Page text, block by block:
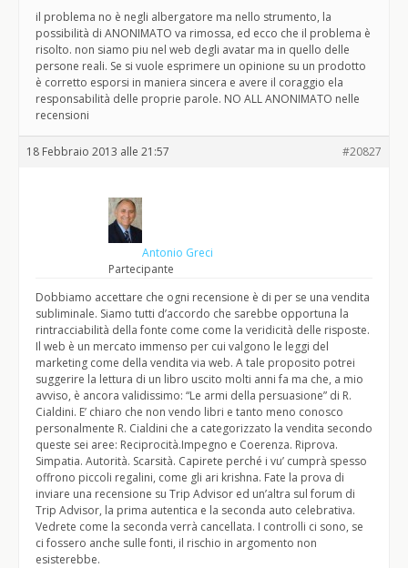
il problema no è negli albergatore ma nello strumento, la
possibilità di ANONIMATO va rimossa, ed ecco che il problema è
risolto. non siamo piu nel web degli avatar ma in quello delle
persone reali. Se si vuole esprimere un opinione su un prodotto
è corretto esporsi in maniera sincera e avere il coraggio ela
responsabilità delle proprie parole. NO ALL ANONIMATO nelle
recensioni
18 Febbraio 2013 alle 21:57 #20827
Antonio Greci
Partecipante
Dobbiamo accettare che ogni recensione è di per se una vendita
subliminale. Siamo tutti d’accordo che sarebbe opportuna la
rintracciabilità della fonte come come la veridicità delle risposte.
Il web è un mercato immenso per cui valgono le leggi del
marketing come della vendita via web. A tale proposito potrei
suggerire la lettura di un libro uscito molti anni fa ma che, a mio
avviso, è ancora validissimo: “Le armi della persuasione” di R.
Cialdini. E’ chiaro che non vendo libri e tanto meno conosco
personalmente R. Cialdini che a categorizzato la vendita secondo
queste sei aree: Reciprocità.Impegno e Coerenza. Riprova.
Simpatia. Autorità. Scarsità. Capirete perché i vu’ cumprà spesso
offrono piccoli regalini, come gli ari krishna. Fate la prova di
inviare una recensione su Trip Advisor ed un’altra sul forum di
Trip Advisor, la prima autentica e la seconda auto celebrativa.
Vedrete come la seconda verrà cancellata. I controlli ci sono, se
ci fossero anche sulle fonti, il rischio in argomento non
esisterebbe.